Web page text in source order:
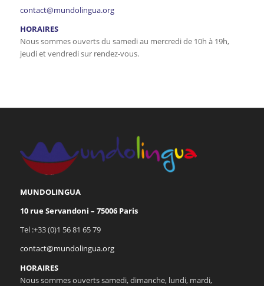
contact@mundolingua.org
HORAIRES
Nous sommes ouverts du samedi au mercredi de 10h à 19h,
jeudi et vendredi sur rendez-vous.
MUNDOLINGUA
10 rue Servandoni – 75006 Paris
Tel :+33 (0)1 56 81 65 79
contact@mundolingua.org
HORAIRES
Nous sommes ouverts samedi, dimanche, lundi, mardi,